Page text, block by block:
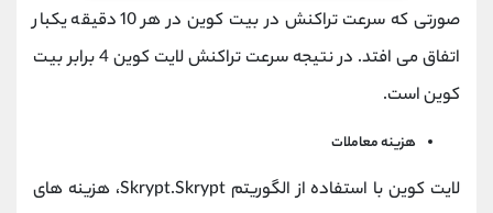
صورتی که سرعت تراکنش در بیت کوین در هر 10 دقیقه یکبار
اتفاق می افتد. در نتیجه سرعت تراکنش لایت کوین 4 برابر بیت
کوین است.
هزینه معاملات
لایت کوین با استفاده از الگوریتم Skrypt.Skrypt، هزینه های